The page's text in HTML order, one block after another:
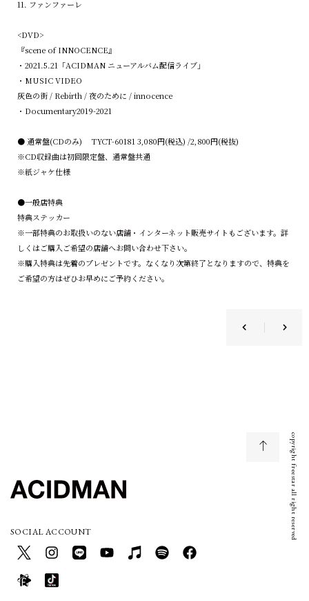
11. ファンファーレ
<DVD>
『scene of INNOCENCE』
・2021.5.21「ACIDMAN ニューアルバム配信ライブ」
・MUSIC VIDEO
灰色の街 / Rebirth / 夜のために / innocence
・Documentary2019-2021
● 通常盤(CDのみ) TYCT-60181 3,080円(税込) /2,800円(税抜)
※CD収録曲は初回限定盤、通常盤共通
※紙ジャケ仕様
●一般店特典
特典ステッカー
※一部特典のお取扱いのない店舗・インターネット販売サイトもございます。詳
しくはご購入ご希望の店舗へお問い合わせ下さい。
※購入特典は先着のプレゼントです。なくなり次第終了となりますので、特典を
ご希望の方はぜひお早めにご予約ください。
SOCIAL ACCOUNT copyright freestar all right reserved